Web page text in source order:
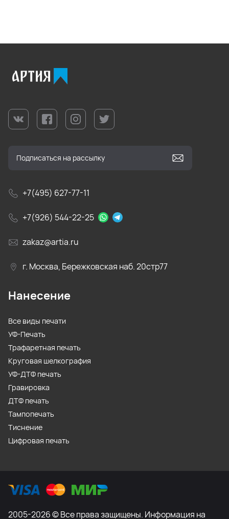
+7(495) 627-77-11
+7(926) 544-22-25
zakaz@artia.ru
г. Москва, Бережковская наб. 20стр77
Нанесение
Все виды печати
УФ-Печать
Трафаретная печать
Круговая шелкография
УФ-ДТФ печать
Гравировка
ДТФ печать
Тампопечать
Тиснение
Цифровая печать
2005-2026 © Все права защищены. Информация на